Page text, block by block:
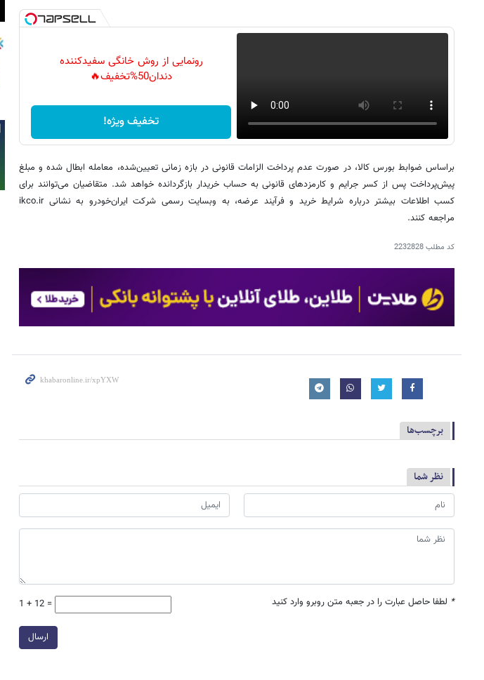
رونمایی از روش خانگی سفیدکننده
دندان50%تخفیف🔥
تخفیف ویژه!
براساس ضوابط بورس کالا، در صورت عدم پرداخت الزامات قانونی در بازه زمانی تعیین‌شده، معامله ابطال شده و مبلغ
پیش‌پرداخت پس از کسر جرایم و کارمزدهای قانونی به حساب خریدار بازگردانده خواهد شد. متقاضیان می‌توانند برای
کسب اطلاعات بیشتر درباره شرایط خرید و فرآیند عرضه، به وبسایت رسمی شرکت ایران‌خودرو به نشانی ikco.ir
مراجعه کنند.
کد مطلب2232828
برچسب‌ها
نظر شما
* لطفا حاصل عبارت را در جعبه متن روبرو وارد کنید 1 + 12 =
ارسال